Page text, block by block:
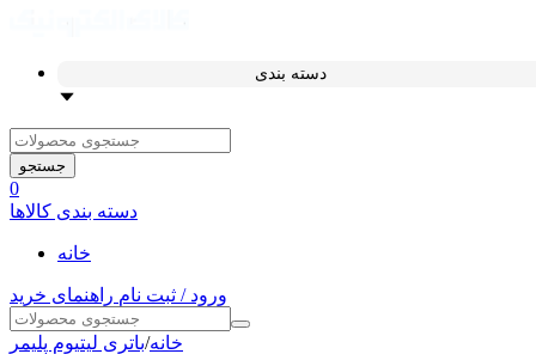
دسته بندی
جستجو
0
دسته بندی کالاها
خانه
ورود / ثبت نام راهنمای خرید
خانه/باتری لیتیوم پلیمر